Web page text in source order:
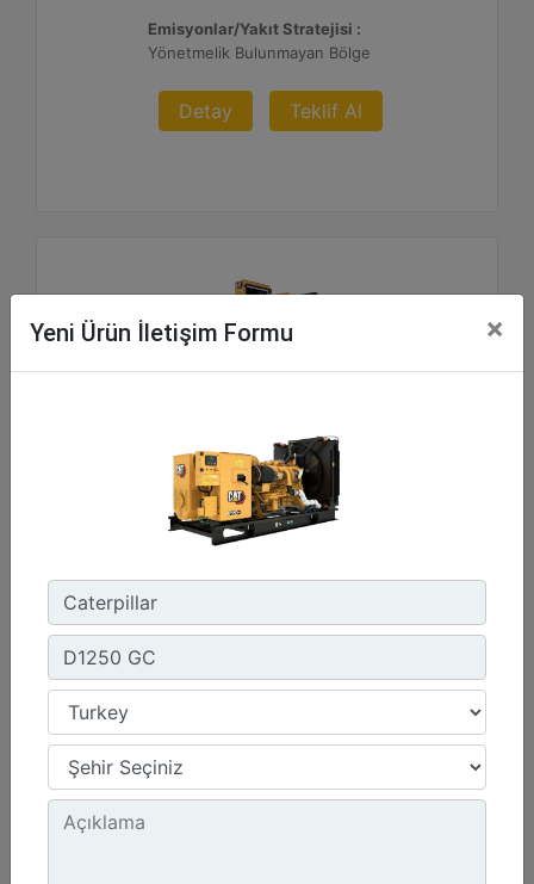
Emisyonlar/Yakıt Stratejisi :
Yönetmelik Bulunmayan Bölge
Detay Teklif Al
C3.3 | DE50E0
Minimum Değer :
50,0 kVA
50,0 kVA
Emisyonlar/Yakıt Stratejisi :
Yönetmelik Bulunmayan Bölge
Yeni Ürün İletişim Formu ×